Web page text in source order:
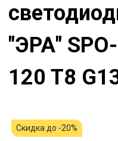
"ЭРА"
120 T8
Скидка до -20%